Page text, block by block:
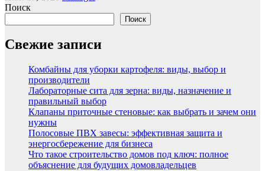
Поиск
Поиск
Свежие записи
Комбайны для уборки картофеля: виды, выбор и
производители
Лабораторные сита для зерна: виды, назначение и
правильный выбор
Клапаны приточные стеновые: как выбрать и зачем они
нужны
Полосовые ПВХ завесы: эффективная защита и
энергосбережение для бизнеса
Что такое строительство домов под ключ: полное
объяснение для будущих домовладельцев